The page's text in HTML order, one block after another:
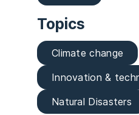
Topics
Climate change
Innovation &
Natural Disasters